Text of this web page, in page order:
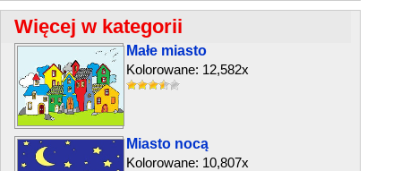
Więcej w kategorii
Małe miasto
Kolorowane: 12,582x
Miasto nocą
Kolorowane: 10,807x